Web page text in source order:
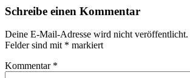
Schreibe einen Kommentar
Deine E-Mail-Adresse wird nicht veröffentlicht.
Felder sind mit * markiert
Kommentar *